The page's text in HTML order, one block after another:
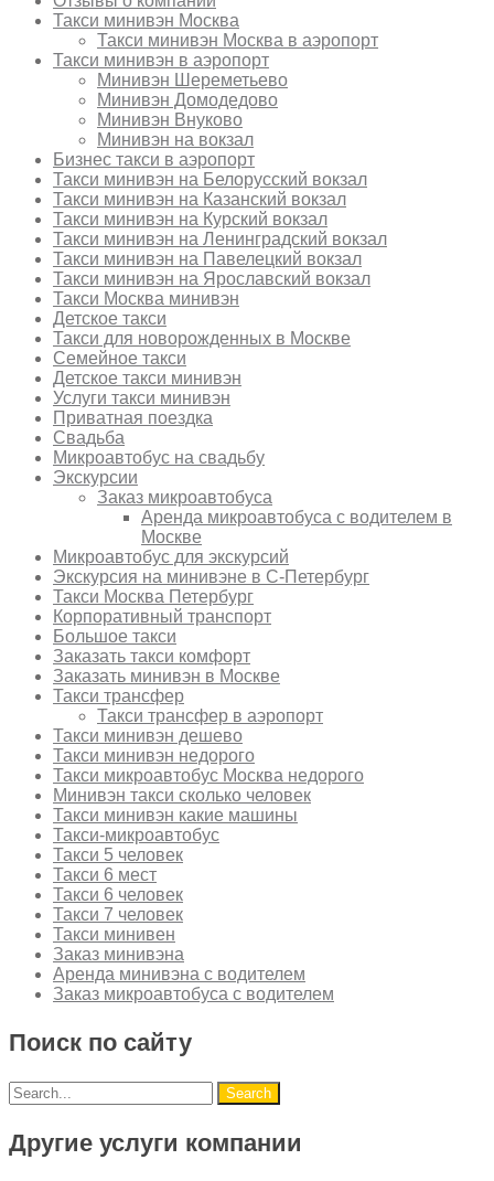
Такси минивэн Москва
Такси минивэн Москва в аэропорт
Такси минивэн в аэропорт
Минивэн Шереметьево
Минивэн Домодедово
Минивэн Внуково
Минивэн на вокзал
Бизнес такси в аэропорт
Такси минивэн на Белорусский вокзал
Такси минивэн на Казанский вокзал
Такси минивэн на Курский вокзал
Такси минивэн на Ленинградский вокзал
Такси минивэн на Павелецкий вокзал
Такси минивэн на Ярославский вокзал
Такси Москва минивэн
Детское такси
Такси для новорожденных в Москве
Семейное такси
Детское такси минивэн
Услуги такси минивэн
Приватная поездка
Свадьба
Микроавтобус на свадьбу
Экскурсии
Заказ микроавтобуса
Аренда микроавтобуса с водителем в
Москве
Микроавтобус для экскурсий
Экскурсия на минивэне в С-Петербург
Такси Москва Петербург
Корпоративный транспорт
Большое такси
Заказать такси комфорт
Заказать минивэн в Москве
Такси трансфер
Такси трансфер в аэропорт
Такси минивэн дешево
Такси минивэн недорого
Такси микроавтобус Москва недорого
Минивэн такси сколько человек
Такси минивэн какие машины
Такси-микроавтобус
Такси 5 человек
Такси 6 мест
Такси 6 человек
Такси 7 человек
Такси минивен
Заказ минивэна
Аренда минивэна с водителем
Заказ микроавтобуса с водителем
Поиск по сайту
Другие услуги компании